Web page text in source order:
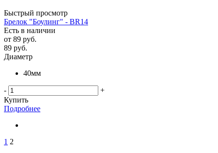
Быстрый просмотр
Брелок "Боулинг" - BR14
Есть в наличии
от 89 руб.
89 руб.
Диаметр
40мм
-
+
Купить
Подробнее
1 2